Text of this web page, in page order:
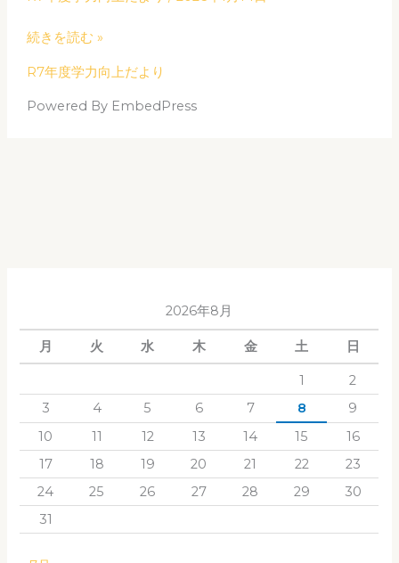
向
上
よ
り
続きを読む »
R7年度学力向上だより
Powered By EmbedPress
2026年8月
月 火 水 木 金 土 日
1
2
3
4 5 6 7 8
9
10
11 12 13 14 15
16
17
18 19 20 21 22
23
24
25 26 27 28 29
30
31